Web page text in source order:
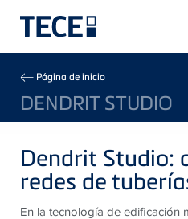
Breadcrumb
Página de inicio
DENDRIT STUDIO
Dendrit Studio:
redes de
En la tecnología de edificación